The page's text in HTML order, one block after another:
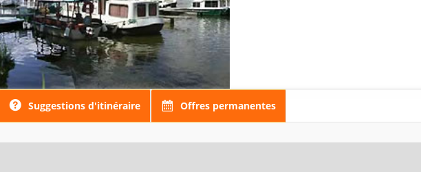
Suggestions d'itinéraire Offres permanentes